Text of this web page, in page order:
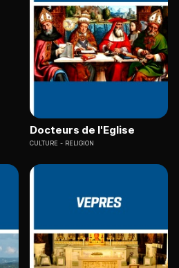
Docteurs de l'Eglise
CULTURE RELIGION